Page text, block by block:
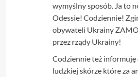
wymyślny sposób. Ja to
Odessie! Codziennie!
obywateli Ukrainy
przez rządy Ukrainy!
Codziennie też informuję
ludzkiej skórze które za